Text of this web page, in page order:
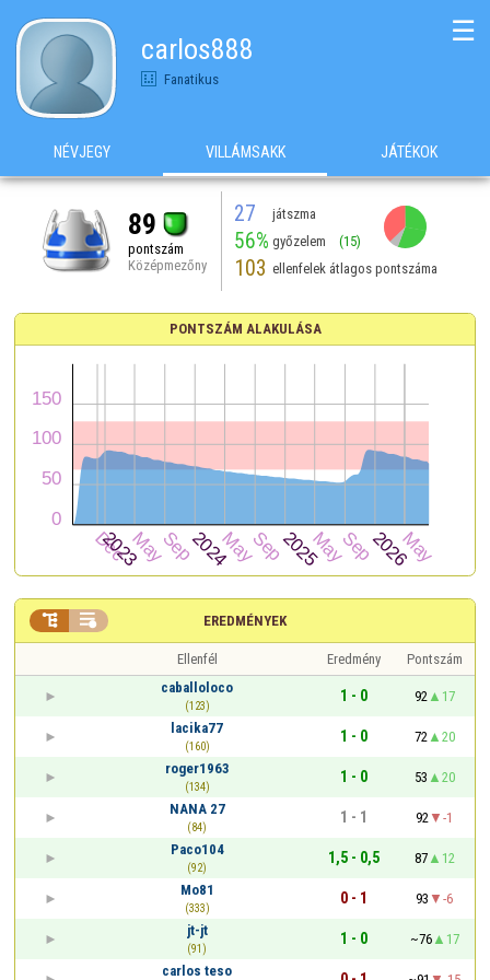
carlos888
Fanatikus
☰
NÉVJEGY VILLÁMSAKK JÁTÉKOK
89
pontszám
Középmezőny
27 játszma
56% győzelem (15)
103 ellenfelek átlagos pontszáma
PONTSZÁM ALAKULÁSA
EREDMÉNYEK
 
Ellenfél Eredmény
Pontszám
caballoloco
(123)
1 - 0 92
17
lacika77
(160)
1 - 0 72
20
roger1963
(134)
1 - 0 53
20
NANA 27
(84)
1 - 1 92
-1
Paco104
(92)
1,5 - 0,5 87
12
Mo81
(333)
0 - 1 93
-6
jt-jt
(91)
1 - 0 ~76
17
carlos teso